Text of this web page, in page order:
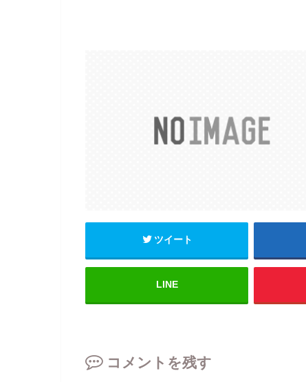
ツイート
LINE
コメントを残す